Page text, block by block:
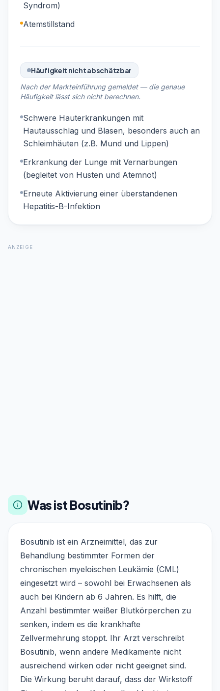
Syndrom)
Atemstillstand
Häufigkeit nicht abschätzbar
Nach der Markteinführung gemeldet — die genaue
Häufigkeit lässt sich nicht berechnen.
Schwere Hauterkrankungen mit
Hautausschlag und Blasen, besonders auch an
Schleimhäuten (z.B. Mund und Lippen)
Erkrankung der Lunge mit Vernarbungen
(begleitet von Husten und Atemnot)
Erneute Aktivierung einer überstandenen
Hepatitis-B-Infektion
ANZEIGE
Was ist Bosutinib?
Bosutinib ist ein Arzneimittel, das zur
Behandlung bestimmter Formen der
chronischen myeloischen Leukämie (CML)
eingesetzt wird – sowohl bei Erwachsenen als
auch bei Kindern ab 6 Jahren. Es hilft, die
Anzahl bestimmter weißer Blutkörperchen zu
senken, indem es die krankhafte
Zellvermehrung stoppt. Ihr Arzt verschreibt
Bosutinib, wenn andere Medikamente nicht
ausreichend wirken oder nicht geeignet sind.
Die Wirkung beruht darauf, dass der Wirkstoff